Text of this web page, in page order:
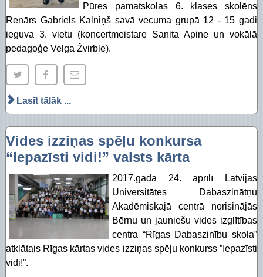
Pūres pamatskolas 6. klases skolēns
Renārs Gabriels Kalniņš savā vecuma grupā 12 - 15 gadi
ieguva 3. vietu (koncertmeistare Sanita Apine un vokālā
pedagoģe Velga Žvirble).
Lasīt tālāk ...
Vides izziņas spēļu konkursa
“Iepazīsti vidi!” valsts kārta
2017.gada 24. aprīlī Latvijas
Universitātes Dabaszinātņu
Akadēmiskajā centrā norisinājās
Bērnu un jauniešu vides izglītības
centra “Rīgas Dabaszinību skola”
atklātais Rīgas kārtas vides izziņas spēļu konkurss ”Iepazīsti
vidi!”.